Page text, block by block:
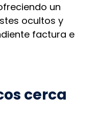
un
ocultos y
factura e
cerca